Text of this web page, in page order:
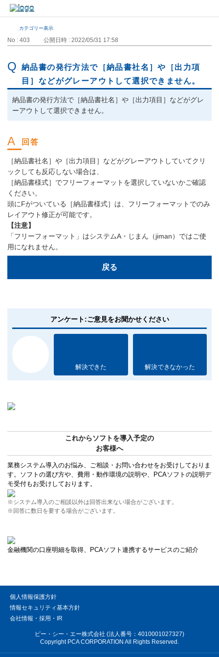
カテゴリー表示
No : 403 公開日時 : 2022/05/31 17:58
納品書の発行方法で［納品書社名］や［出力項
目］などがグレーアウトして選択できません。
納品書の発行方法で［納品書社名］や［出力項目］などがグレ
ーアウトして選択できません。
［納品書社名］や［出力項目］などがグレーアウトしていてクリ
ックしても反応しない場合は、
［納品書様式］でフリーフォーマットを選択していないかご確認
ください。
頭にFがついている［納品書様式］は、フリーフォーマットでのみ
レイアウト修正が可能です。
【注意】
「フリーフォーマット」はシステムA・じまん（jiman）ではご使
用になれません。
戻る
アンケート:ご意見をお聞かせください
解決できた 解決できなかった
これからソフトを導入予定の
お客様へ
業務システム導入のお悩み、ご相談・お問い合わせをお受けしておりま
す。ソフトの選び方や、費用・動作環境の説明や、PCAソフトの説明デ
モ受付もお受けしております。
※システム導入のご相談以外は回答出来ない場合がございます。
※回答に数日を要する場合がございます。
金融機関の口座明細を取得、PCAソフト連携するサービスのご紹介
個人情報保護方針
情報セキュリティ基本方針
会社情報・採用・IR
ピー・シー・エー株式会社 (法人番号：4010001027327)
Copyright PCA CORPORATION All Rights Reserved.